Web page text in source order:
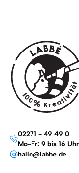
02271 - 49 49 0
Mo-Fr: 9 bis 16 Uhr
hallo@labbe.de